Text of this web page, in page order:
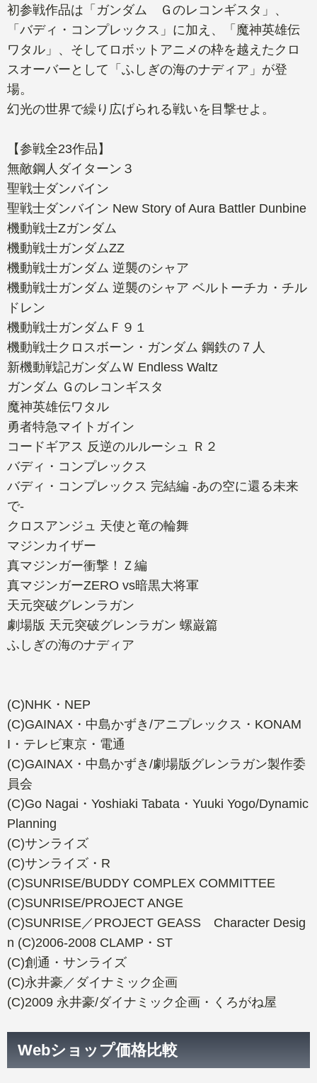
初参戦作品は「ガンダム Ｇのレコンギスタ」、
「バディ・コンプレックス」に加え、「魔神英雄伝
ワタル」、そしてロボットアニメの枠を越えたクロ
スオーバーとして「ふしぎの海のナディア」が登
場。
幻光の世界で繰り広げられる戦いを目撃せよ。
【参戦全23作品】
無敵鋼人ダイターン３
聖戦士ダンバイン
聖戦士ダンバイン New Story of Aura Battler Dunbine
機動戦士Ζガンダム
機動戦士ガンダムΖΖ
機動戦士ガンダム 逆襲のシャア
機動戦士ガンダム 逆襲のシャア ベルトーチカ・チル
ドレン
機動戦士ガンダムＦ９１
機動戦士クロスボーン・ガンダム 鋼鉄の７人
新機動戦記ガンダムＷ Endless Waltz
ガンダム Ｇのレコンギスタ
魔神英雄伝ワタル
勇者特急マイトガイン
コードギアス 反逆のルルーシュ Ｒ２
バディ・コンプレックス
バディ・コンプレックス 完結編 -あの空に還る未来
で-
クロスアンジュ 天使と竜の輪舞
マジンカイザー
真マジンガー衝撃！Ｚ編
真マジンガーZERO vs暗黒大将軍
天元突破グレンラガン
劇場版 天元突破グレンラガン 螺巌篇
ふしぎの海のナディア
(C)NHK・NEP
(C)GAINAX・中島かずき/アニプレックス・KONAM
I・テレビ東京・電通
(C)GAINAX・中島かずき/劇場版グレンラガン製作委
員会
(C)Go Nagai・Yoshiaki Tabata・Yuuki Yogo/Dynamic
Planning
(C)サンライズ
(C)サンライズ・R
(C)SUNRISE/BUDDY COMPLEX COMMITTEE
(C)SUNRISE/PROJECT ANGE
(C)SUNRISE／PROJECT GEASS Character Desig
n (C)2006-2008 CLAMP・ST
(C)創通・サンライズ
(C)永井豪／ダイナミック企画
(C)2009 永井豪/ダイナミック企画・くろがね屋
Webショップ価格比較